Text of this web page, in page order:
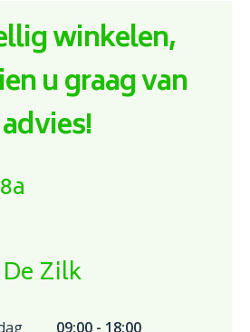
winkelen,
u graag van
Zilk
09:00 - 18:00